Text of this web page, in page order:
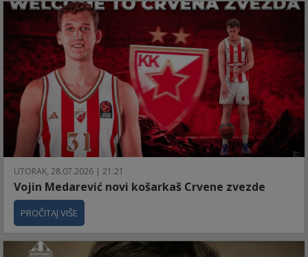
UTORAK, 28.07.2026 | 21:21
Vojin Medarević novi košarkaš Crvene zvezde
PROČITAJ VIŠE